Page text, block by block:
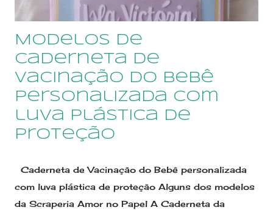
979622774 ...
Modelos de
Caderneta de
Vacinação do Bebê
personalizada com
luva plástica de
proteção
Caderneta de Vacinação do Bebê personalizada
com luva plástica de proteção Alguns dos modelos
da Scraperia Amor no Papel A Caderneta da